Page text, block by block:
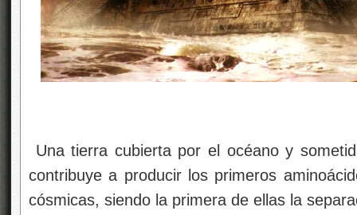
Una tierra cubierta por el océano y
contribuye a producir los primeros
cósmicas, siendo la primera de ellas la